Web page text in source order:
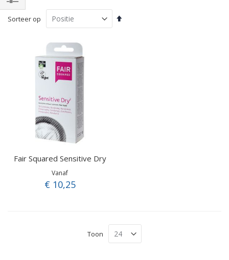
Sorteer op
Van
Fair Squared Sensitive Dry
Vanaf
€ 10,25
Toon
Filteren